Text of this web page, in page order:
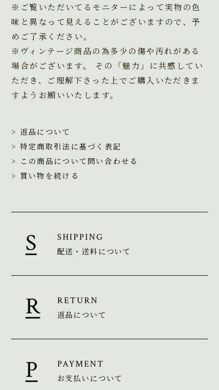
※ご覧いただいてるモニターによって実物の色
味と異なって見えることがございますので、予
めご了承ください。
※ヴィンテージ商品の為多少の傷や汚れがある
場合がございます。 その「魅力」に共感してい
ただき、ご理解下さった上でご購入いただきま
すようお願いいたします。
> 返品について
> 特定商取引法に基づく表記
> この商品について問い合わせる
> 買い物を続ける
SHIPPING
配送・送料について
RETURN
返品について
PAYMENT
お支払いについて